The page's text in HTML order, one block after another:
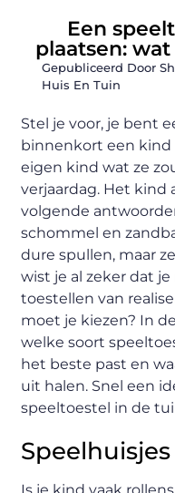
Een
plaatsen:
Gepubliceerd Door
Huis En Tuin
Stel je voor, je bent
binnenkort een kind
eigen kind wat ze
verjaardag. Het
volgende
schommel en
dure spullen, maar
wist je al zeker dat
toestellen van
moet je kiezen? In
welke soort
het beste past en
uit halen. Snel een
speeltoestel in de